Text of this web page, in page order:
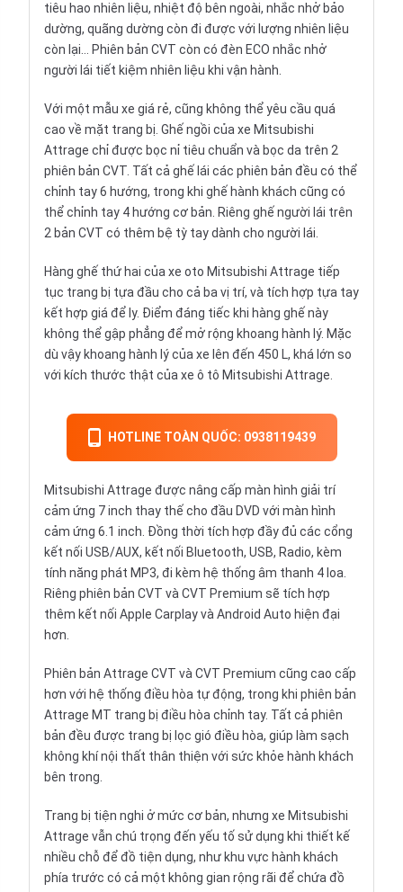
tiêu hao nhiên liệu, nhiệt độ bên ngoài, nhắc nhở bảo
dường, quãng dường còn đi được với lượng nhiên liệu
còn lại… Phiên bản CVT còn có đèn ECO nhắc nhở
người lái tiết kiệm nhiên liệu khi vận hành.
Với một mẫu xe giá rẻ, cũng không thể yêu cầu quá
cao về mặt trang bị. Ghế ngồi của xe Mitsubishi
Attrage chỉ được bọc nỉ tiêu chuẩn và bọc da trên 2
phiên bản CVT. Tất cả ghế lái các phiên bản đều có thể
chỉnh tay 6 hướng, trong khi ghế hành khách cũng có
thể chỉnh tay 4 hướng cơ bản. Riêng ghế người lái trên
2 bản CVT có thêm bệ tỳ tay dành cho người lái.
Hàng ghế thứ hai của xe oto Mitsubishi Attrage tiếp
tục trang bị tựa đầu cho cả ba vị trí, và tích hợp tựa tay
kết hợp giá để ly. Điểm đáng tiếc khi hàng ghế này
không thể gập phẳng để mở rộng khoang hành lý. Mặc
dù vậy khoang hành lý của xe lên đến 450 L, khá lớn so
với kích thước thật của xe ô tô Mitsubishi Attrage.
HOTLINE TOÀN QUỐC: 0938119439
Mitsubishi Attrage được nâng cấp màn hình giải trí
cảm ứng 7 inch thay thế cho đầu DVD với màn hình
cảm ứng 6.1 inch. Đồng thời tích hợp đầy đủ các cổng
kết nối USB/AUX, kết nối Bluetooth, USB, Radio, kèm
tính năng phát MP3, đi kèm hệ thống âm thanh 4 loa.
Riêng phiên bản CVT và CVT Premium sẽ tích hợp
thêm kết nối Apple Carplay và Android Auto hiện đại
hơn.
Phiên bản Attrage CVT và CVT Premium cũng cao cấp
hơn với hệ thống điều hòa tự động, trong khi phiên bản
Attrage MT trang bị điều hòa chỉnh tay. Tất cả phiên
bản đều được trang bị lọc gió điều hòa, giúp làm sạch
không khí nội thất thân thiện với sức khỏe hành khách
bên trong.
Trang bị tiện nghi ở mức cơ bản, nhưng xe Mitsubishi
Attrage vẫn chú trọng đến yếu tố sử dụng khi thiết kế
nhiều chỗ để đồ tiện dụng, như khu vực hành khách
phía trước có cả một không gian rộng rãi để chứa đồ